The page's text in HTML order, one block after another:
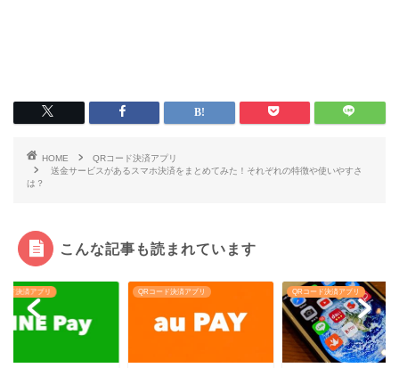
HOME
QRコード決済アプリ
送金サービスがあるスマホ決済をまとめてみた！それぞれの特徴や使いやすさ
は？
こんな記事も読まれています
ド決済アプリ QRコード決済アプリ QRコード決済アプリ